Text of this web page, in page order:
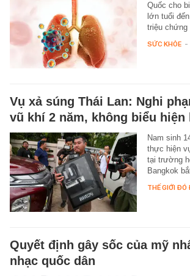
Quốc cho
lớn tuổi
triệu
SỨC KHỎE -
Vụ xả súng Thái Lan: Nghi
vũ khí 2 năm, không biểu
Nam sinh
thực hiện
tại trường
Bangkok
THẾ GIỚI ĐÓ
Quyết định gây sốc của mỹ
nhạc quốc dân